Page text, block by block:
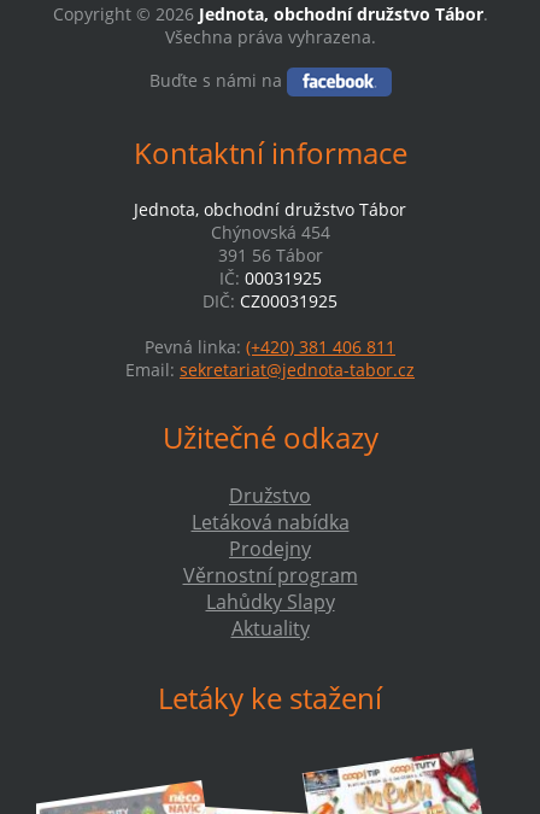
Copyright © 2026 Jednota, obchodní družstvo Tábor.
Všechna práva vyhrazena.
Buďte s námi na
Kontaktní informace
Jednota, obchodní družstvo Tábor
Chýnovská 454
391 56 Tábor
IČ: 00031925
DIČ: CZ00031925
Pevná linka: (+420) 381 406 811
Email: sekretariat@jednota-tabor.cz
Užitečné odkazy
Družstvo
Letáková nabídka
Prodejny
Věrnostní program
Lahůdky Slapy
Aktuality
Letáky ke stažení